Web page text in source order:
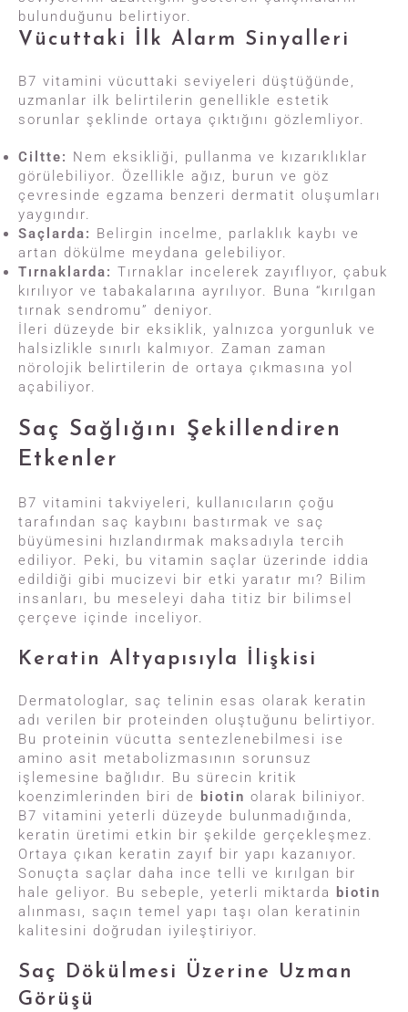
bulunduğunu belirtiyor.
Vücuttaki İlk Alarm Sinyalleri
B7 vitamini vücuttaki seviyeleri düştüğünde,
uzmanlar ilk belirtilerin genellikle estetik
sorunlar şeklinde ortaya çıktığını gözlemliyor.
Ciltte:
Nem eksikliği, pullanma ve kızarıklıklar
görülebiliyor. Özellikle ağız, burun ve göz
çevresinde egzama benzeri dermatit oluşumları
yaygındır.
Saçlarda:
Belirgin incelme, parlaklık kaybı ve
artan dökülme meydana gelebiliyor.
Tırnaklarda: Tırnaklar incelerek zayıflıyor, çabuk
kırılıyor ve tabakalarına ayrılıyor. Buna “kırılgan
tırnak sendromu” deniyor.
İleri düzeyde bir eksiklik, yalnızca yorgunluk ve
halsizlikle sınırlı kalmıyor. Zaman zaman
nörolojik belirtilerin de ortaya çıkmasına yol
açabiliyor.
Saç Sağlığını Şekillendiren
Etkenler
B7 vitamini takviyeleri, kullanıcıların çoğu
tarafından saç kaybını bastırmak ve saç
büyümesini hızlandırmak maksadıyla tercih
ediliyor. Peki, bu vitamin saçlar üzerinde iddia
edildiği gibi mucizevi bir etki yaratır mı? Bilim
insanları, bu meseleyi daha titiz bir bilimsel
çerçeve içinde inceliyor.
Keratin Altyapısıyla İlişkisi
Dermatologlar, saç telinin esas olarak keratin
adı verilen bir proteinden oluştuğunu belirtiyor.
Bu proteinin vücutta sentezlenebilmesi ise
amino asit metabolizmasının sorunsuz
işlemesine bağlıdır. Bu sürecin kritik
koenzimlerinden biri de biotin olarak biliniyor.
B7 vitamini yeterli düzeyde bulunmadığında,
keratin üretimi etkin bir şekilde gerçekleşmez.
Ortaya çıkan keratin zayıf bir yapı kazanıyor.
Sonuçta saçlar daha ince telli ve kırılgan bir
hale geliyor. Bu sebeple, yeterli miktarda
biotin
alınması, saçın temel yapı taşı olan keratinin
kalitesini doğrudan iyileştiriyor.
Saç Dökülmesi Üzerine Uzman
Görüşü